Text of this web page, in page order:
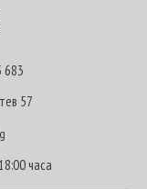
683
57
часа